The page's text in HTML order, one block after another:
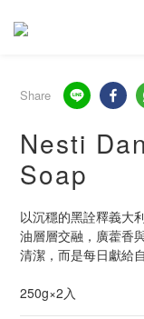
Share
Nesti
Soap
以沉穩的黑詮釋義大
油層層交融，廣藿香
清潔，而是每日獻給
250g×2入